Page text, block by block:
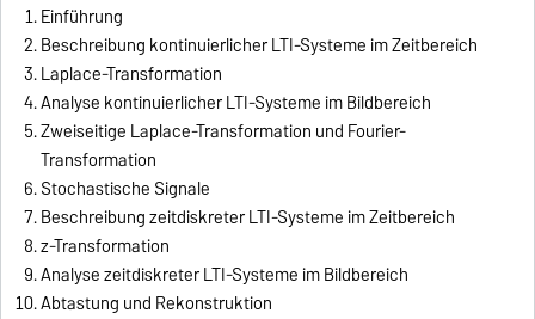
Einführung
Beschreibung kontinuierlicher LTI-Systeme im Zeitbereich
Laplace-Transformation
Analyse kontinuierlicher LTI-Systeme im Bildbereich
Zweiseitige Laplace-Transformation und Fourier-
Transformation
Stochastische Signale
Beschreibung zeitdiskreter LTI-Systeme im Zeitbereich
z-Transformation
Analyse zeitdiskreter LTI-Systeme im Bildbereich
Abtastung und Rekonstruktion